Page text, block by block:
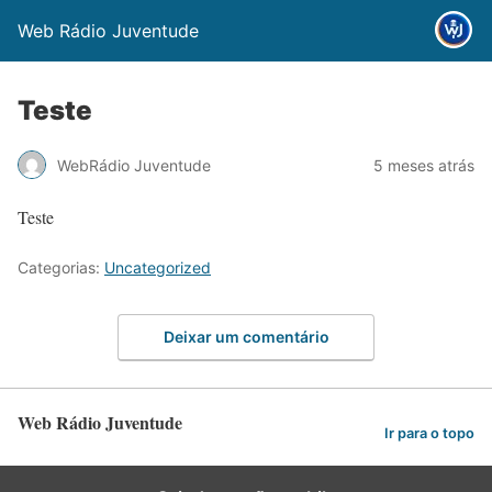
Web Rádio Juventude
Teste
WebRádio Juventude 5 meses atrás
Teste
Categorias: Uncategorized
Deixar um comentário
Web Rádio Juventude Ir para o topo